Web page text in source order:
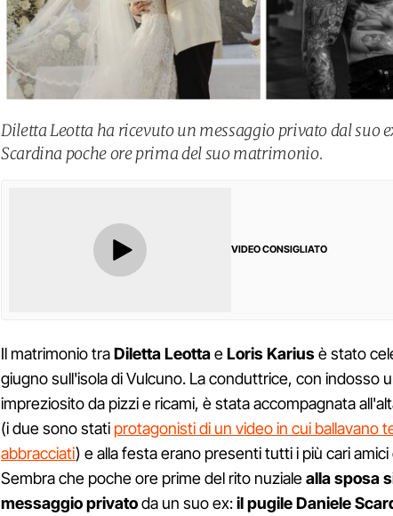
Diletta Leotta ha ricevuto un messaggio privato dal suo
Scardina poche ore prima del suo matrimonio.
VIDEO CONSIGLIATO
Il matrimonio traDiletta LeottaeLoris Kariusè stato
giugno sull'isola di Vulcuno. La conduttrice, con indosso
impreziosito da pizzi e ricami, è stata accompagnata
(i due sono stati protagonisti di un video in cui ballavano
abbracciati) e alla festa erano presenti tutti i più cari amici
Sembra che poche ore prime del rito nuzialealla sposa
messaggio privatoda un suo ex:il pugile Daniele